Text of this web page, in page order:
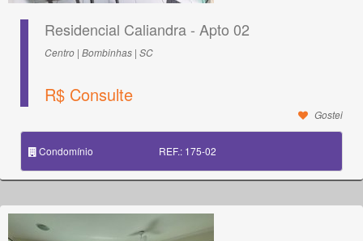
Residencial Caliandra - Apto 02
Centro | Bombinhas | SC
R$ Consulte
Gostei
Condomínio REF.: 175-02